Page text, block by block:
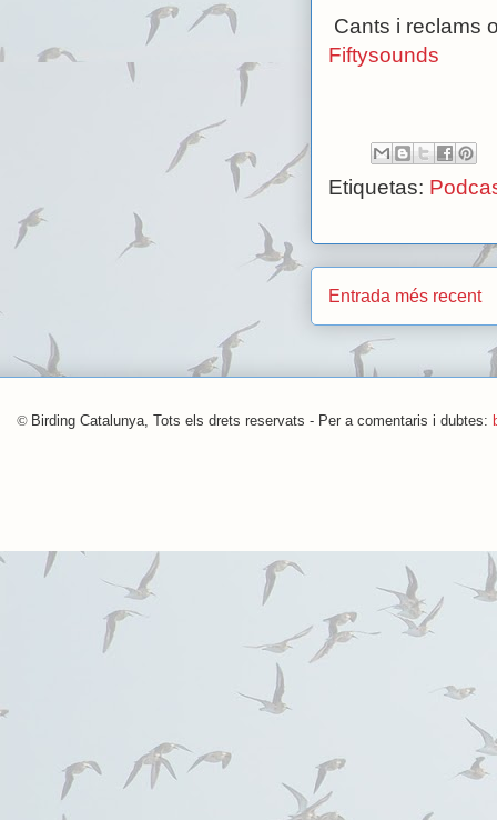
Cants i reclams
Fiftysounds
Etiquetas:
Entrada més recent
© Birding Catalunya, Tots els drets reservats - Per a comentaris i dubtes: